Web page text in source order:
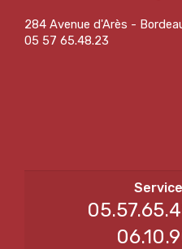
284 Avenue d'Arès -
05 57 65.48.23